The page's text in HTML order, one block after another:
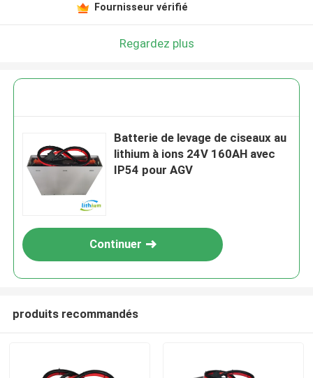
Fournisseur vérifié
Regardez plus
Batterie de levage de ciseaux au
lithium à ions 24V 160AH avec
IP54 pour AGV
Continuer
produits recommandés